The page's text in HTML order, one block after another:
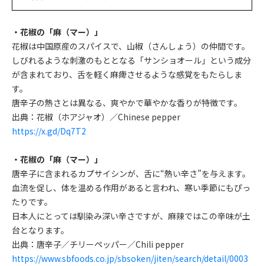
・花椒の「麻（マー）」
花椒は中国原産のスパイスで、山椒（さんしょう）の仲間です。
しびれるような刺激のもととなる「サンショオール」という成分
が含まれており、舌を軽く麻痺させるような感覚をもたらしま
す。
唐辛子の熱さとは異なる、爽やかで華やかな香りが特徴です。
出典：花椒（ホアジャオ）／Chinese pepper
https://x.gd/Dq7T2
・花椒の「麻（マー）」
唐辛子に含まれるカプサイシンが、舌に“熱い辛さ”を与えます。
血流を促し、体を温める作用があると言われ、寒い季節にもぴっ
たりです。
日本人にとっては馴染み深い辛さですが、麻辣ではこの辛味が土
台となります。
出典：唐辛子／チリーペッパー／Chili pepper
https://www.sbfoods.co.jp/sbsoken/jiten/search/detail/0003